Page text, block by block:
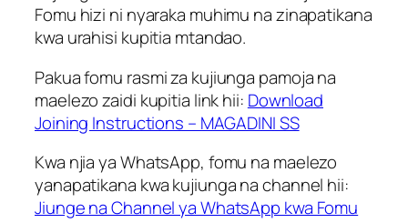
Fomu hizi ni nyaraka muhimu na zinapatikana
kwa urahisi kupitia mtandao.
Pakua fomu rasmi za kujiunga pamoja na
maelezo zaidi kupitia link hii: Download
Joining Instructions – MAGADINI SS
Kwa njia ya WhatsApp, fomu na maelezo
yanapatikana kwa kujiunga na channel hii:
Jiunge na Channel ya WhatsApp kwa Fomu